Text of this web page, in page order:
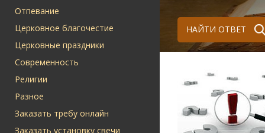
Отпевание
Церковное благочестие
Церковные праздники
Современность
Религии
Разное
Заказать требу онлайн
Заказать установку свечи
НАЙТИ ОТВЕТ